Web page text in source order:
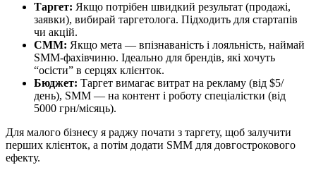
Таргет: Якщо потрібен швидкий результат (продажі,
заявки), вибирай таргетолога. Підходить для стартапів
чи акцій.
СММ: Якщо мета — впізнаваність і лояльність, наймай
SMM-фахівчиню. Ідеально для брендів, які хочуть
“осісти” в серцях клієнток.
Бюджет: Таргет вимагає витрат на рекламу (від $5/
день), SMM — на контент і роботу спеціалістки (від
5000 грн/місяць).
Для малого бізнесу я раджу почати з таргету, щоб залучити
перших клієнток, а потім додати SMM для довгострокового
ефекту.